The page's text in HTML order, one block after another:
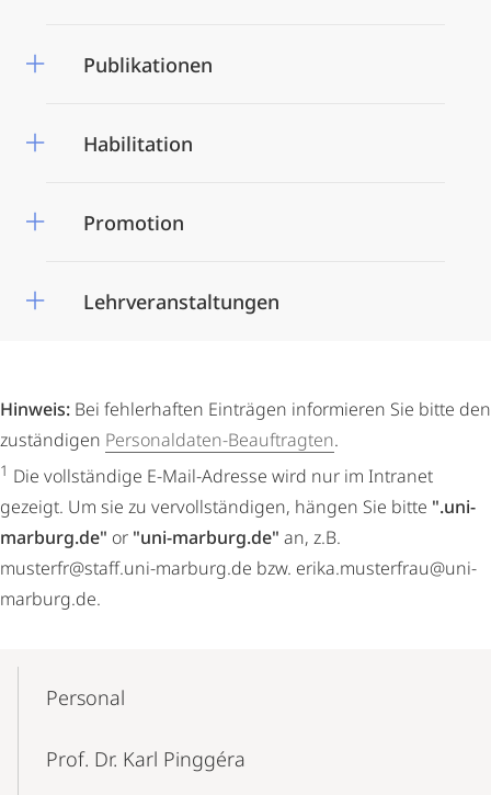
Publikationen
Habilitation
Promotion
Lehrveranstaltungen
Hinweis: Bei fehlerhaften Einträgen informieren Sie bitte den
zuständigen Personaldaten-Beauftragten.
1 Die vollständige E-Mail-Adresse wird nur im Intranet
gezeigt. Um sie zu vervollständigen, hängen Sie bitte ".uni-
marburg.de" or "uni-marburg.de" an, z.B.
musterfr@staff.uni-marburg.de bzw. erika.musterfrau@uni-
marburg.de.
NavigationPersonal
Prof. Dr. Karl Pinggéra